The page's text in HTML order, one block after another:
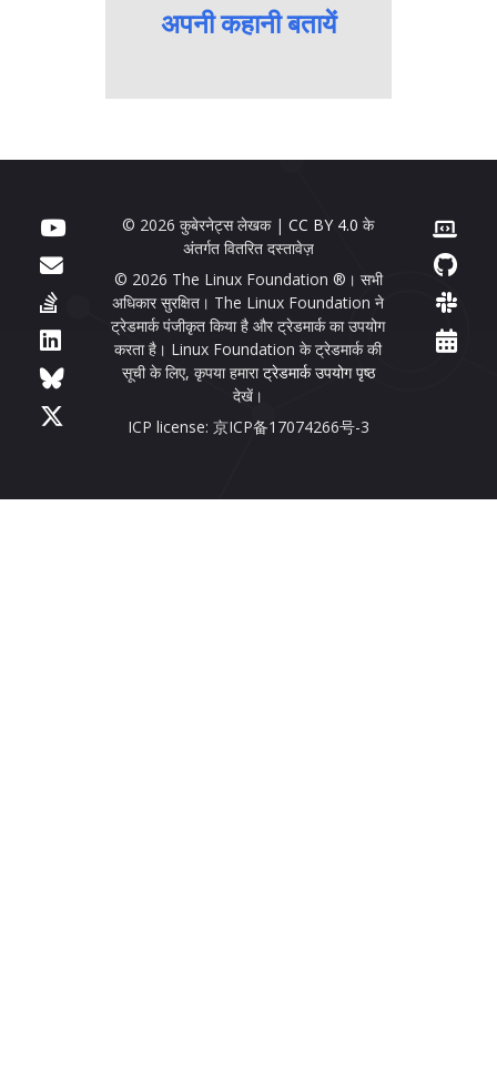
अपनी कहानी बतायें
© 2026 कुबेरनेट्स लेखक |CC BY 4.0 के
अंतर्गत वितरित दस्तावेज़
© 2026 The Linux Foundation ®। सभी
अधिकार सुरक्षित। The Linux Foundation ने
ट्रेडमार्क पंजीकृत किया है और ट्रेडमार्क का उपयोग
करता है। Linux Foundation के ट्रेडमार्क की
सूची के लिए, कृपया हमाराट्रेडमार्क उपयोग पृष्ठ
देखें।
ICP license: 京ICP备17074266号-3